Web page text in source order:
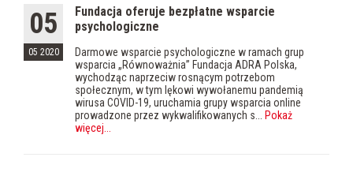
05
05 2020
Fundacja oferuje bezpłatne wsparcie
psychologiczne
Darmowe wsparcie psychologiczne w ramach grup
wsparcia „Równoważnia” Fundacja ADRA Polska,
wychodząc naprzeciw rosnącym potrzebom
społecznym, w tym lękowi wywołanemu pandemią
wirusa COVID-19, uruchamia grupy wsparcia online
prowadzone przez wykwalifikowanych s...
Pokaż
więcej